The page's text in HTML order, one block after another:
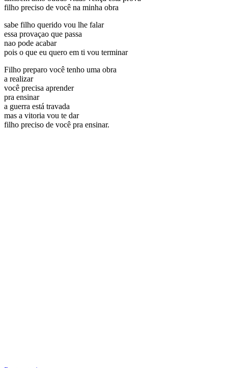
filho preciso de você na minha obra
sabe filho querido vou lhe falar
essa provaçao que passa
nao pode acabar
pois o que eu quero em ti vou terminar
Filho preparo você tenho uma obra
a realizar
você precisa aprender
pra ensinar
a guerra está travada
mas a vitoria vou te dar
filho preciso de você pra ensinar.